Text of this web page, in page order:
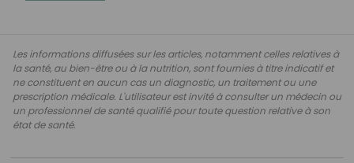
Les informations diffusées sur les articles, notamment celles relatives à
la santé, au bien-être ou à la nutrition, sont fournies à titre indicatif et
ne constituent en aucun cas un diagnostic, un traitement ou une
prescription médicale. L'utilisateur est invité à consulter un médecin ou
un professionnel de santé qualifié pour toute question relative à son
état de santé.